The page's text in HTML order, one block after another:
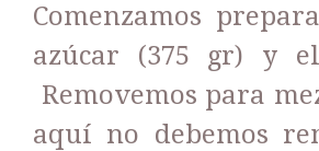
Comenzamos
azúcar (375 gr) y
Removemos para
aquí no debemos